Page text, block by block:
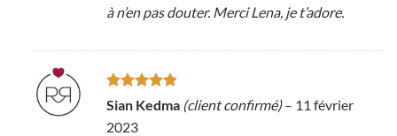
à n’en pas douter. Merci Lena, je t’adore.
Note5sur
5
Sian Kedma (client confirmé) – 11 février
2023